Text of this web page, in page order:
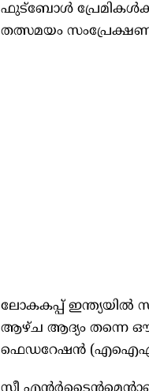
ഫുട്‌ബോൾ
തത്സമയം
ലോകകപ്പ് ഇന്ത്യയിൽ
ആഴ്ച ആദ്യം തന്നെ
ഫെഡറേഷൻ